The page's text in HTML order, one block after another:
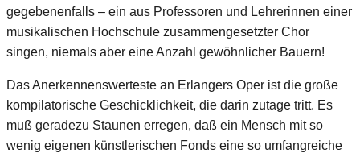
gegebenenfalls – ein aus Professoren und Lehrerinnen einer
musikalischen Hochschule zusammengesetzter Chor
singen, niemals aber eine Anzahl gewöhnlicher Bauern!
Das Anerkennenswerteste an Erlangers Oper ist die große
kompilatorische Geschicklichkeit, die darin zutage tritt. Es
muß geradezu Staunen erregen, daß ein Mensch mit so
wenig eigenen künstlerischen Fonds eine so umfangreiche